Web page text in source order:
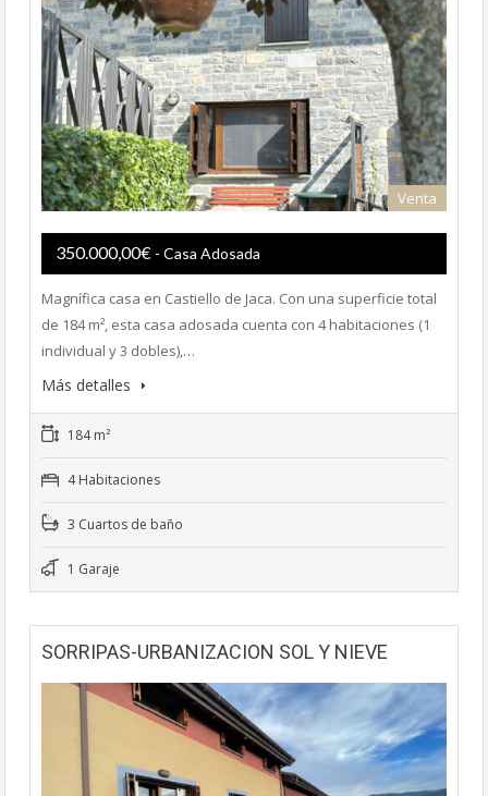
Venta
350.000,00€ - Casa Adosada
Magnífica casa en Castiello de Jaca. Con una superficie total
de 184 m², esta casa adosada cuenta con 4 habitaciones (1
individual y 3 dobles),…
Más detalles
184 m²
4 Habitaciones
3 Cuartos de baño
1 Garaje
SORRIPAS-URBANIZACION SOL Y NIEVE